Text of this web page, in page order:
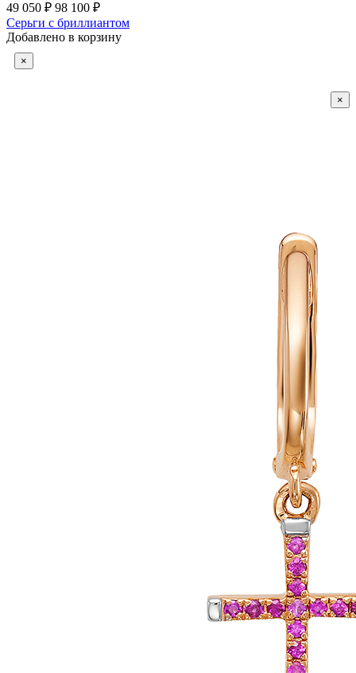
49 050 ₽ 98 100 ₽
Серьги с бриллиантом
Добавлено в корзину
×
×